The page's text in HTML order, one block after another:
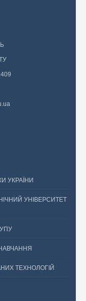
УКРАЇНИ
УНІВЕРСИТЕТ
ТЕХНОЛОГІЙ